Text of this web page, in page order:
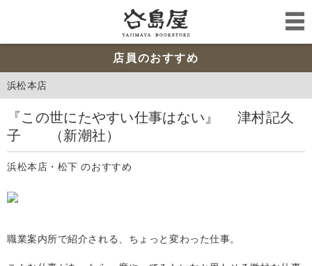
店員のおすすめ
浜松本店
『この世にたやすい仕事はない』 津村記久
子 （新潮社）
浜松本店・松下 のおすすめ
職業案内所で紹介される、ちょっと変わった仕事。